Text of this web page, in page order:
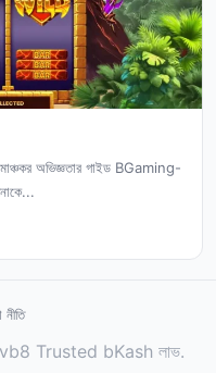
অভিজ্ঞতার গাইড BGaming-
Trusted bKash লাভ.